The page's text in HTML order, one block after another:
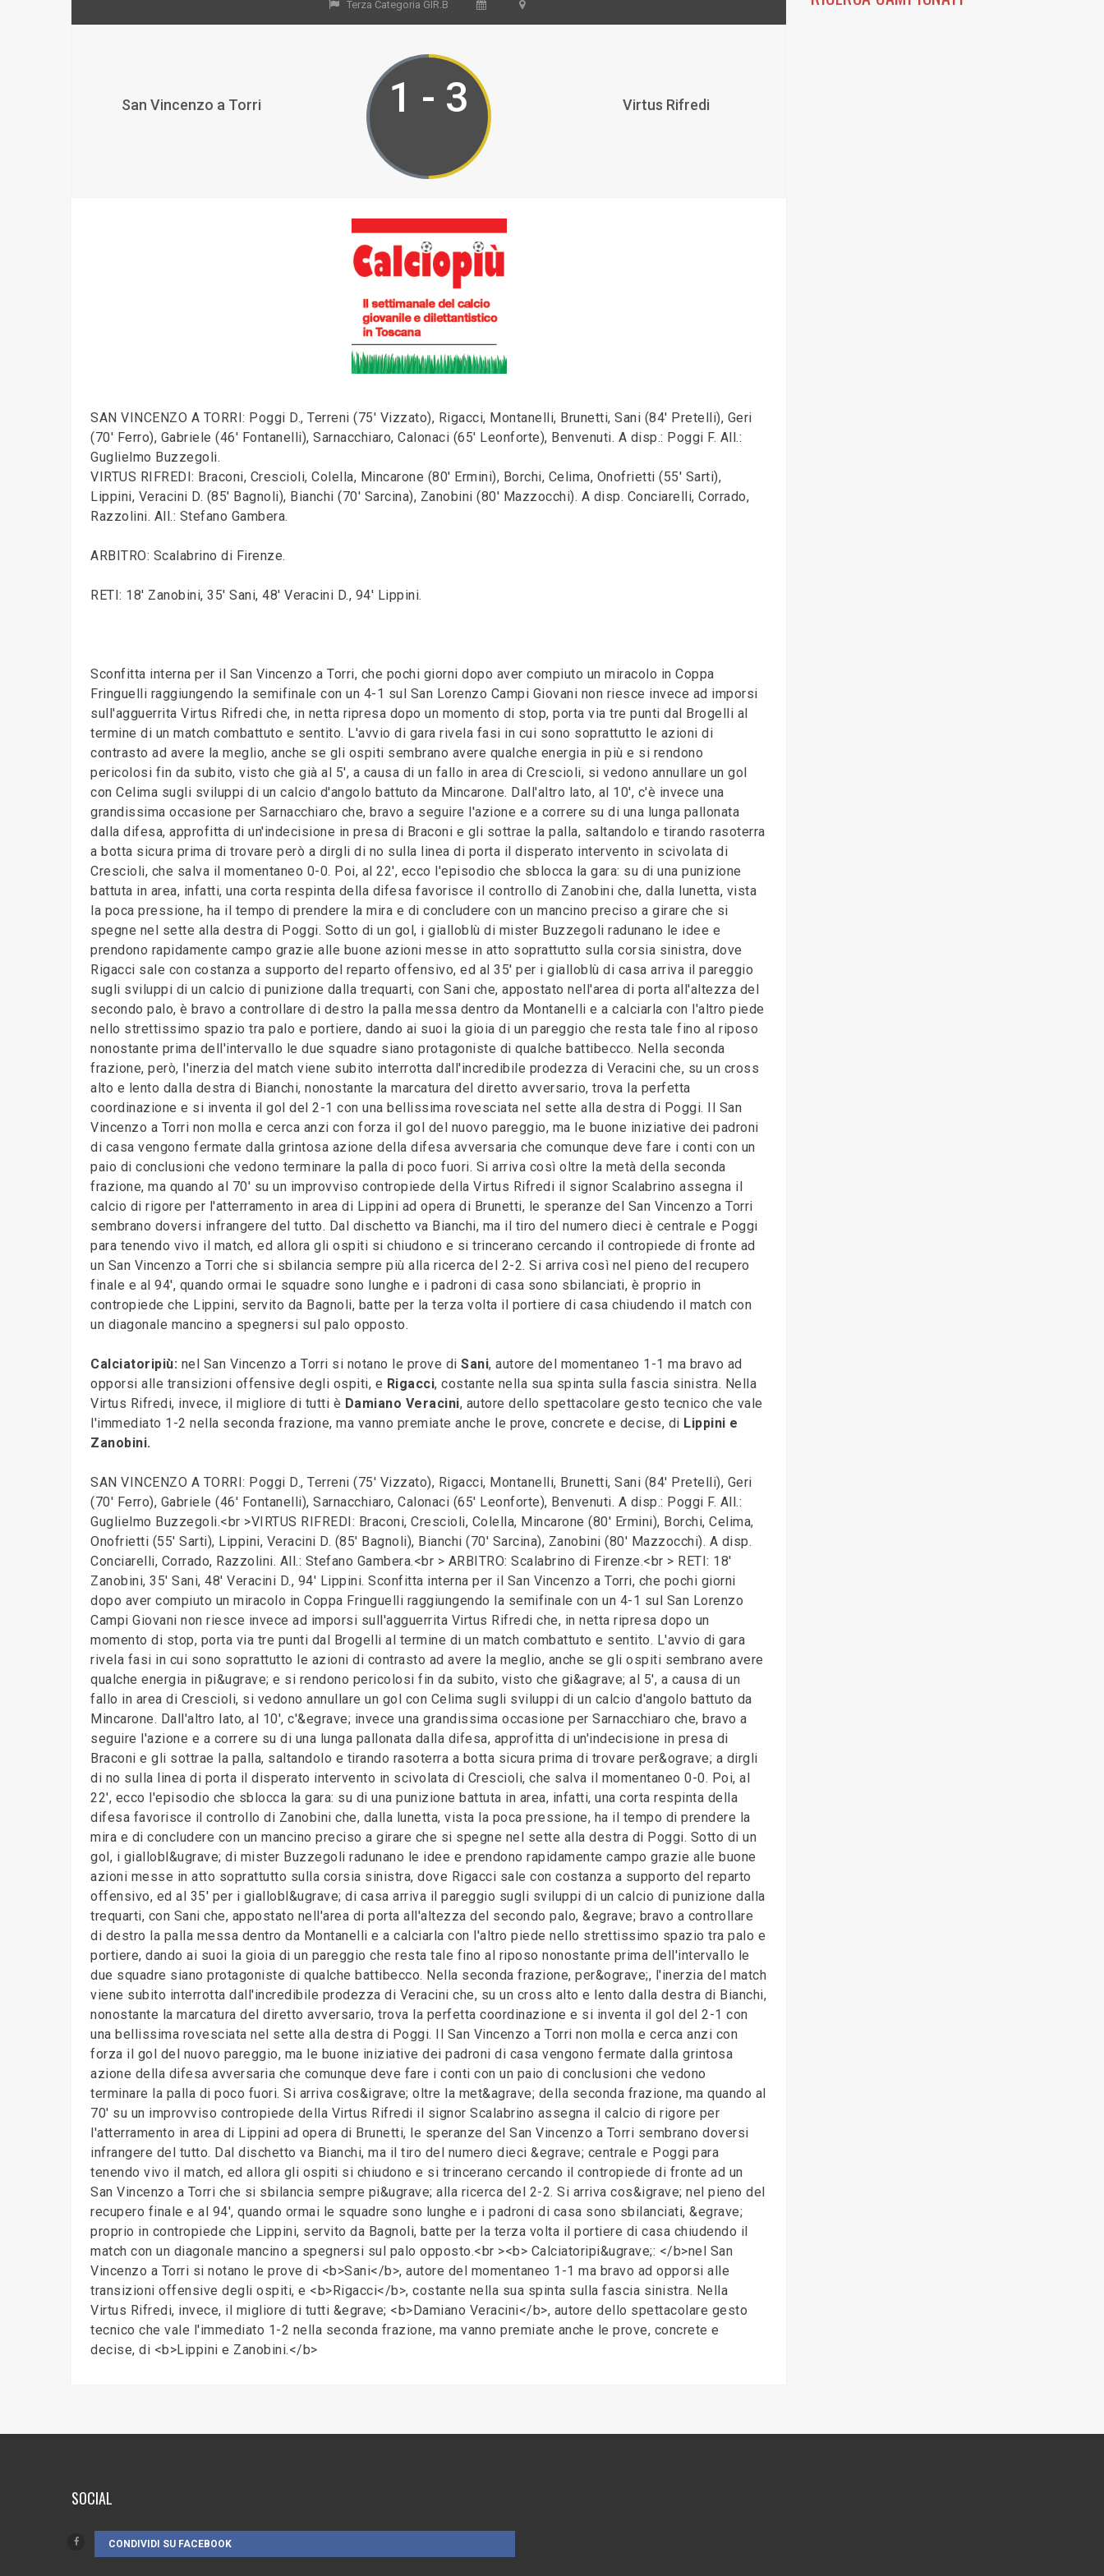
Terza Categoria GIR.B
San Vincenzo a Torri 1 - 3 Virtus Rifredi
SAN VINCENZO A TORRI: Poggi D., Terreni (75' Vizzato), Rigacci, Montanelli, Brunetti, Sani (84' Pretelli), Geri
(70' Ferro), Gabriele (46' Fontanelli), Sarnacchiaro, Calonaci (65' Leonforte), Benvenuti. A disp.: Poggi F. All.:
Guglielmo Buzzegoli.
VIRTUS RIFREDI: Braconi, Crescioli, Colella, Mincarone (80' Ermini), Borchi, Celima, Onofrietti (55' Sarti),
Lippini, Veracini D. (85' Bagnoli), Bianchi (70' Sarcina), Zanobini (80' Mazzocchi). A disp. Conciarelli, Corrado,
Razzolini. All.: Stefano Gambera.
ARBITRO: Scalabrino di Firenze.
RETI: 18' Zanobini, 35' Sani, 48' Veracini D., 94' Lippini.
Sconfitta interna per il San Vincenzo a Torri, che pochi giorni dopo aver compiuto un miracolo in Coppa
Fringuelli raggiungendo la semifinale con un 4-1 sul San Lorenzo Campi Giovani non riesce invece ad imporsi
sull'agguerrita Virtus Rifredi che, in netta ripresa dopo un momento di stop, porta via tre punti dal Brogelli al
termine di un match combattuto e sentito. L'avvio di gara rivela fasi in cui sono soprattutto le azioni di
contrasto ad avere la meglio, anche se gli ospiti sembrano avere qualche energia in più e si rendono
pericolosi fin da subito, visto che già al 5', a causa di un fallo in area di Crescioli, si vedono annullare un gol
con Celima sugli sviluppi di un calcio d'angolo battuto da Mincarone. Dall'altro lato, al 10', c'è invece una
grandissima occasione per Sarnacchiaro che, bravo a seguire l'azione e a correre su di una lunga pallonata
dalla difesa, approfitta di un'indecisione in presa di Braconi e gli sottrae la palla, saltandolo e tirando rasoterra
a botta sicura prima di trovare però a dirgli di no sulla linea di porta il disperato intervento in scivolata di
Crescioli, che salva il momentaneo 0-0. Poi, al 22', ecco l'episodio che sblocca la gara: su di una punizione
battuta in area, infatti, una corta respinta della difesa favorisce il controllo di Zanobini che, dalla lunetta, vista
la poca pressione, ha il tempo di prendere la mira e di concludere con un mancino preciso a girare che si
spegne nel sette alla destra di Poggi. Sotto di un gol, i gialloblù di mister Buzzegoli radunano le idee e
prendono rapidamente campo grazie alle buone azioni messe in atto soprattutto sulla corsia sinistra, dove
Rigacci sale con costanza a supporto del reparto offensivo, ed al 35' per i gialloblù di casa arriva il pareggio
sugli sviluppi di un calcio di punizione dalla trequarti, con Sani che, appostato nell'area di porta all'altezza del
secondo palo, è bravo a controllare di destro la palla messa dentro da Montanelli e a calciarla con l'altro piede
nello strettissimo spazio tra palo e portiere, dando ai suoi la gioia di un pareggio che resta tale fino al riposo
nonostante prima dell'intervallo le due squadre siano protagoniste di qualche battibecco. Nella seconda
frazione, però, l'inerzia del match viene subito interrotta dall'incredibile prodezza di Veracini che, su un cross
alto e lento dalla destra di Bianchi, nonostante la marcatura del diretto avversario, trova la perfetta
coordinazione e si inventa il gol del 2-1 con una bellissima rovesciata nel sette alla destra di Poggi. Il San
Vincenzo a Torri non molla e cerca anzi con forza il gol del nuovo pareggio, ma le buone iniziative dei padroni
di casa vengono fermate dalla grintosa azione della difesa avversaria che comunque deve fare i conti con un
paio di conclusioni che vedono terminare la palla di poco fuori. Si arriva così oltre la metà della seconda
frazione, ma quando al 70' su un improvviso contropiede della Virtus Rifredi il signor Scalabrino assegna il
calcio di rigore per l'atterramento in area di Lippini ad opera di Brunetti, le speranze del San Vincenzo a Torri
sembrano doversi infrangere del tutto. Dal dischetto va Bianchi, ma il tiro del numero dieci è centrale e Poggi
para tenendo vivo il match, ed allora gli ospiti si chiudono e si trincerano cercando il contropiede di fronte ad
un San Vincenzo a Torri che si sbilancia sempre più alla ricerca del 2-2. Si arriva così nel pieno del recupero
finale e al 94', quando ormai le squadre sono lunghe e i padroni di casa sono sbilanciati, è proprio in
contropiede che Lippini, servito da Bagnoli, batte per la terza volta il portiere di casa chiudendo il match con
un diagonale mancino a spegnersi sul palo opposto.
Calciatoripiù: nel San Vincenzo a Torri si notano le prove di Sani, autore del momentaneo 1-1 ma bravo ad
opporsi alle transizioni offensive degli ospiti, e Rigacci, costante nella sua spinta sulla fascia sinistra. Nella
Virtus Rifredi, invece, il migliore di tutti è Damiano Veracini, autore dello spettacolare gesto tecnico che vale
l'immediato 1-2 nella seconda frazione, ma vanno premiate anche le prove, concrete e decise, di Lippini e
Zanobini.
SAN VINCENZO A TORRI: Poggi D., Terreni (75' Vizzato), Rigacci, Montanelli, Brunetti, Sani (84' Pretelli), Geri
(70' Ferro), Gabriele (46' Fontanelli), Sarnacchiaro, Calonaci (65' Leonforte), Benvenuti. A disp.: Poggi F. All.:
Guglielmo Buzzegoli.<br >VIRTUS RIFREDI: Braconi, Crescioli, Colella, Mincarone (80' Ermini), Borchi, Celima,
Onofrietti (55' Sarti), Lippini, Veracini D. (85' Bagnoli), Bianchi (70' Sarcina), Zanobini (80' Mazzocchi). A disp.
Conciarelli, Corrado, Razzolini. All.: Stefano Gambera.<br > ARBITRO: Scalabrino di Firenze.<br > RETI: 18'
Zanobini, 35' Sani, 48' Veracini D., 94' Lippini. Sconfitta interna per il San Vincenzo a Torri, che pochi giorni
dopo aver compiuto un miracolo in Coppa Fringuelli raggiungendo la semifinale con un 4-1 sul San Lorenzo
Campi Giovani non riesce invece ad imporsi sull'agguerrita Virtus Rifredi che, in netta ripresa dopo un
momento di stop, porta via tre punti dal Brogelli al termine di un match combattuto e sentito. L'avvio di gara
rivela fasi in cui sono soprattutto le azioni di contrasto ad avere la meglio, anche se gli ospiti sembrano avere
qualche energia in pi&ugrave; e si rendono pericolosi fin da subito, visto che gi&agrave; al 5', a causa di un
fallo in area di Crescioli, si vedono annullare un gol con Celima sugli sviluppi di un calcio d'angolo battuto da
Mincarone. Dall'altro lato, al 10', c'&egrave; invece una grandissima occasione per Sarnacchiaro che, bravo a
seguire l'azione e a correre su di una lunga pallonata dalla difesa, approfitta di un'indecisione in presa di
Braconi e gli sottrae la palla, saltandolo e tirando rasoterra a botta sicura prima di trovare per&ograve; a dirgli
di no sulla linea di porta il disperato intervento in scivolata di Crescioli, che salva il momentaneo 0-0. Poi, al
22', ecco l'episodio che sblocca la gara: su di una punizione battuta in area, infatti, una corta respinta della
difesa favorisce il controllo di Zanobini che, dalla lunetta, vista la poca pressione, ha il tempo di prendere la
mira e di concludere con un mancino preciso a girare che si spegne nel sette alla destra di Poggi. Sotto di un
gol, i giallobl&ugrave; di mister Buzzegoli radunano le idee e prendono rapidamente campo grazie alle buone
azioni messe in atto soprattutto sulla corsia sinistra, dove Rigacci sale con costanza a supporto del reparto
offensivo, ed al 35' per i giallobl&ugrave; di casa arriva il pareggio sugli sviluppi di un calcio di punizione dalla
trequarti, con Sani che, appostato nell'area di porta all'altezza del secondo palo, &egrave; bravo a controllare
di destro la palla messa dentro da Montanelli e a calciarla con l'altro piede nello strettissimo spazio tra palo e
portiere, dando ai suoi la gioia di un pareggio che resta tale fino al riposo nonostante prima dell'intervallo le
due squadre siano protagoniste di qualche battibecco. Nella seconda frazione, per&ograve;, l'inerzia del match
viene subito interrotta dall'incredibile prodezza di Veracini che, su un cross alto e lento dalla destra di Bianchi,
nonostante la marcatura del diretto avversario, trova la perfetta coordinazione e si inventa il gol del 2-1 con
una bellissima rovesciata nel sette alla destra di Poggi. Il San Vincenzo a Torri non molla e cerca anzi con
forza il gol del nuovo pareggio, ma le buone iniziative dei padroni di casa vengono fermate dalla grintosa
azione della difesa avversaria che comunque deve fare i conti con un paio di conclusioni che vedono
terminare la palla di poco fuori. Si arriva cos&igrave; oltre la met&agrave; della seconda frazione, ma quando al
70' su un improvviso contropiede della Virtus Rifredi il signor Scalabrino assegna il calcio di rigore per
l'atterramento in area di Lippini ad opera di Brunetti, le speranze del San Vincenzo a Torri sembrano doversi
infrangere del tutto. Dal dischetto va Bianchi, ma il tiro del numero dieci &egrave; centrale e Poggi para
tenendo vivo il match, ed allora gli ospiti si chiudono e si trincerano cercando il contropiede di fronte ad un
San Vincenzo a Torri che si sbilancia sempre pi&ugrave; alla ricerca del 2-2. Si arriva cos&igrave; nel pieno del
recupero finale e al 94', quando ormai le squadre sono lunghe e i padroni di casa sono sbilanciati, &egrave;
proprio in contropiede che Lippini, servito da Bagnoli, batte per la terza volta il portiere di casa chiudendo il
match con un diagonale mancino a spegnersi sul palo opposto.<br ><b> Calciatoripi&ugrave;: </b>nel San
Vincenzo a Torri si notano le prove di <b>Sani</b>, autore del momentaneo 1-1 ma bravo ad opporsi alle
transizioni offensive degli ospiti, e <b>Rigacci</b>, costante nella sua spinta sulla fascia sinistra. Nella
Virtus Rifredi, invece, il migliore di tutti &egrave; <b>Damiano Veracini</b>, autore dello spettacolare gesto
tecnico che vale l'immediato 1-2 nella seconda frazione, ma vanno premiate anche le prove, concrete e
decise, di <b>Lippini e Zanobini.</b>
SOCIAL
CONDIVIDI SU FACEBOOK